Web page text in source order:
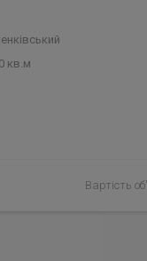
кв.м
Вартість